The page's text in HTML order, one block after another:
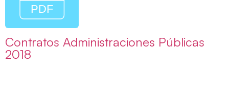
Contratos Administraciones Públicas
2018